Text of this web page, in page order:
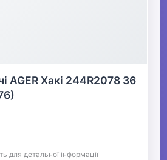
AGER Хакі 244R2078 36
для детальної інформації